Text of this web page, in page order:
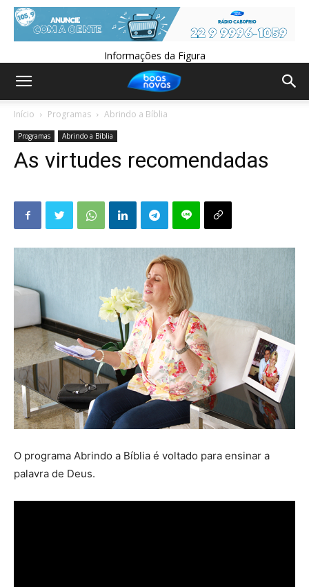
Informações da Figura
Início Programas Abrindo a Bíblia
Programas Abrindo a Bíblia
As virtudes recomendadas
O programa Abrindo a Bíblia é voltado para ensinar a
palavra de Deus.